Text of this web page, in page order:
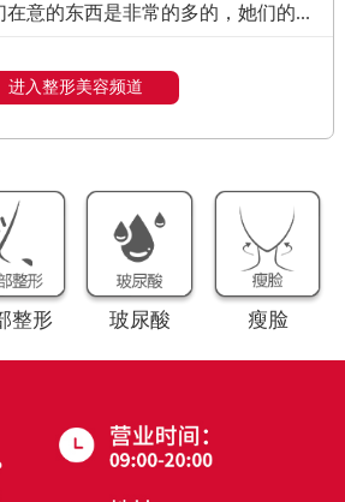
在意的东西是非常的多的，她们的...
进入整形美容频道
整形 玻尿酸 瘦脸